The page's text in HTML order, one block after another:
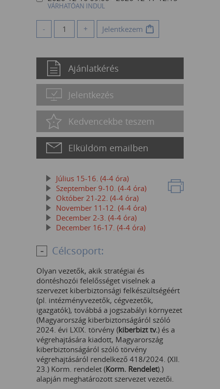
VÁRHATÓAN INDUL
- + Jelentkezem
Ajánlatkérés
Jelentkezés
Kedvencekbe teszem
Elküldöm emailben
Július 15-16. (4-4 óra)
Szeptember 9-10. (4-4 óra)
Október 21-22. (4-4 óra)
November 11-12. (4-4 óra)
December 2-3. (4-4 óra)
December 16-17. (4-4 óra)
Célcsoport:
Olyan vezetők, akik stratégiai és
döntéshozói felelősséget viselnek a
szervezet kiberbiztonsági felkészültségéért
(pl. intézményvezetők, cégvezetők,
igazgatók), továbbá a jogszabályi környezet
(Magyarország kiberbiztonságáról szóló
2024. évi LXIX. törvény (kiberbizt tv.) és a
végrehajtására kiadott, Magyarország
kiberbiztonságáról szóló törvény
végrehajtásáról rendelkező 418/2024. (XII.
23.) Korm. rendelet (Korm. Rendelet).)
alapján meghatározott szervezet vezetői.